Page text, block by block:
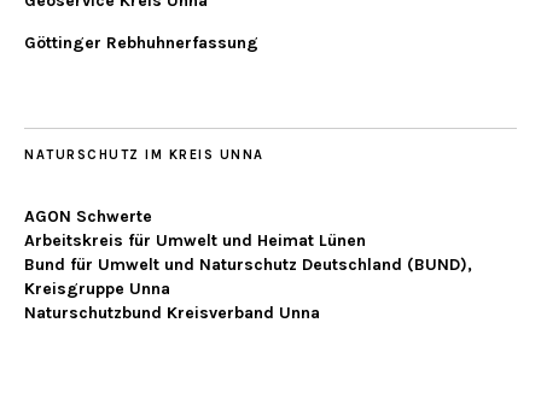
Göttinger Rebhuhnerfassung
NATURSCHUTZ IM KREIS UNNA
AGON Schwerte
Arbeitskreis für Umwelt und Heimat Lünen
Bund für Umwelt und Naturschutz Deutschland (BUND),
Kreisgruppe Unna
Naturschutzbund Kreisverband Unna